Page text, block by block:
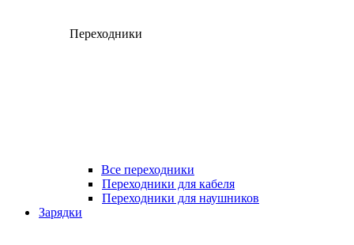
Переходники
Все переходники
Переходники для кабеля
Переходники для наушников
Зарядки